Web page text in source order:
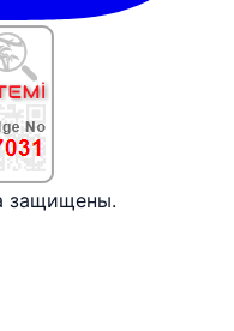
защищены.